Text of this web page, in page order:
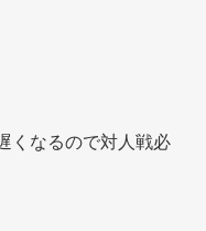
くなるので対人戦必